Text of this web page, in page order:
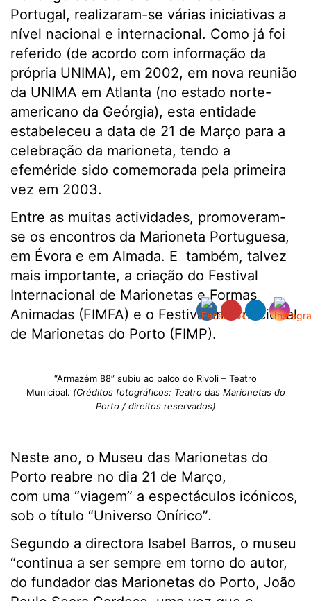
Portugal, realizaram-se várias iniciativas a
nível nacional e internacional. Como já foi
referido (de acordo com informação da
própria UNIMA), em 2002, em nova reunião
da UNIMA em Atlanta (no estado norte-
americano da Geórgia), esta entidade
estabeleceu a data de 21 de Março para a
celebração da marioneta, tendo a
efeméride sido comemorada pela primeira
vez em 2003.
Entre as muitas actividades, promoveram-
se os encontros da Marioneta Portuguesa,
em Évora e em Almada. E também, talvez
mais importante, a criação do Festival
Internacional de Marionetas e Formas
Animadas (FIMFA) e o Festival Internacional
de Marionetas do Porto (FIMP).
“Armazém 88” subiu ao palco do Rivoli – Teatro
Municipal. (Créditos fotográficos: Teatro das Marionetas do
Porto / direitos reservados)
Neste ano, o Museu das Marionetas do
Porto reabre no dia 21 de Março,
com uma “viagem” a espectáculos icónicos,
sob o título “Universo Onírico”.
Segundo a directora Isabel Barros, o museu
“continua a ser sempre em torno do autor,
do fundador das Marionetas do Porto, João